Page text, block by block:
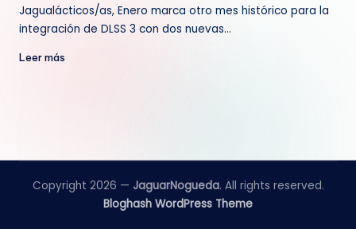
Jagualácticos/as, Enero marca otro mes histórico para la
integración de DLSS 3 con dos nuevas…
Leer más
Copyright 2026 — JaguarNogueda. All rights reserved.
Bloghash WordPress Theme